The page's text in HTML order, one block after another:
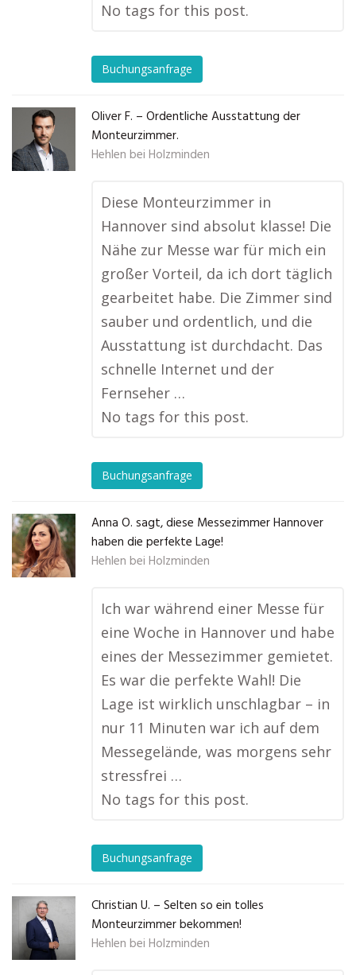
No tags for this post.
Buchungsanfrage
Oliver F. – Ordentliche Ausstattung der
Monteurzimmer.
Hehlen bei Holzminden
Diese Monteurzimmer in
Hannover sind absolut klasse! Die
Nähe zur Messe war für mich ein
großer Vorteil, da ich dort täglich
gearbeitet habe. Die Zimmer sind
sauber und ordentlich, und die
Ausstattung ist durchdacht. Das
schnelle Internet und der
Fernseher …
No tags for this post.
Buchungsanfrage
Anna O. sagt, diese Messezimmer Hannover
haben die perfekte Lage!
Hehlen bei Holzminden
Ich war während einer Messe für
eine Woche in Hannover und habe
eines der Messezimmer gemietet.
Es war die perfekte Wahl! Die
Lage ist wirklich unschlagbar – in
nur 11 Minuten war ich auf dem
Messegelände, was morgens sehr
stressfrei …
No tags for this post.
Buchungsanfrage
Christian U. – Selten so ein tolles
Monteurzimmer bekommen!
Hehlen bei Holzminden